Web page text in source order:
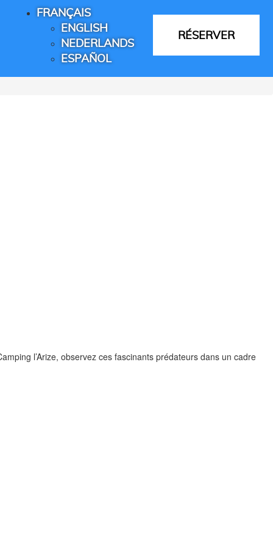
FRANÇAIS
ENGLISH
NEDERLANDS
ESPAÑOL
RÉSERVER
l’Arize, observez ces fascinants prédateurs dans un cadre